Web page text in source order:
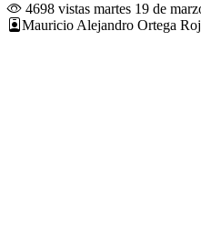
4698 vistas martes 19 de
Mauricio Alejandro Ortega